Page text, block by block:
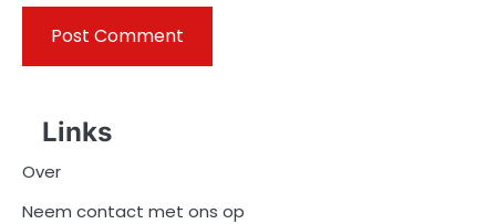
Links
Over
Neem contact met ons op